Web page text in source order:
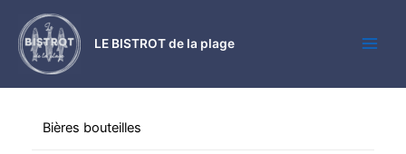
contenu
LE BISTROT de la plage
Bières bouteilles